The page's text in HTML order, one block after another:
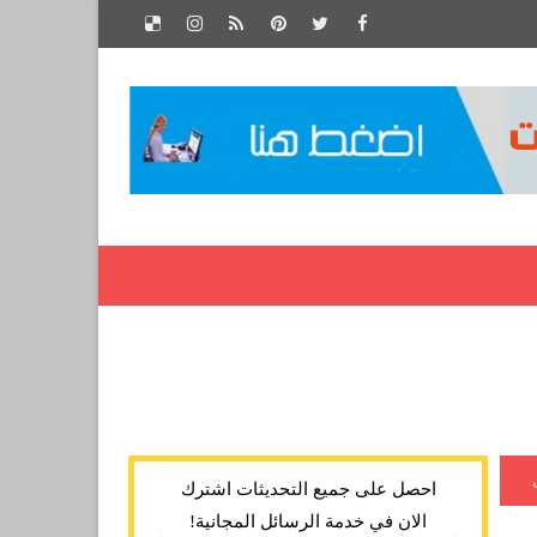
احصل على جميع التحديثات اشترك
الان في خدمة الرسائل المجانية!